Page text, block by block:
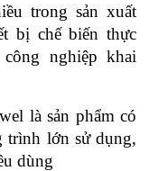
trong sản xuất
bị chế biến thực
nghiệp khai
là sản phẩm có
trình lớn sử dụng,
dùng